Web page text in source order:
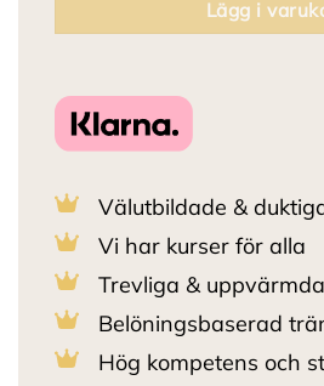
Lägg i
Välutbildade &
Vi har kurser för alla
Trevliga &
Belöningsbaserad
Hög kompetens och